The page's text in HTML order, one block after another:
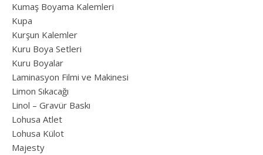
Kumaş Boyama Kalemleri
Kupa
Kurşun Kalemler
Kuru Boya Setleri
Kuru Boyalar
Laminasyon Filmi ve Makinesi
Limon Sıkacağı
Linol – Gravür Baskı
Lohusa Atlet
Lohusa Külot
Majesty